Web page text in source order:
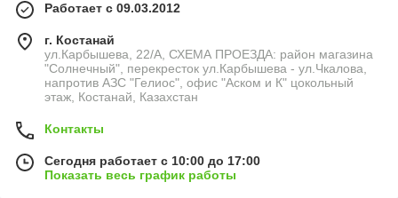
Работает с 09.03.2012
г. Костанай
ул.Карбышева, 22/А, СХЕМА ПРОЕЗДА: район магазина
"Солнечный", перекресток ул.Карбышева - ул.Чкалова,
напротив АЗС "Гелиос", офис "Аском и К" цокольный
этаж, Костанай, Казахстан
Контакты
Сегодня работает с 10:00 до 17:00
Показать весь график работы